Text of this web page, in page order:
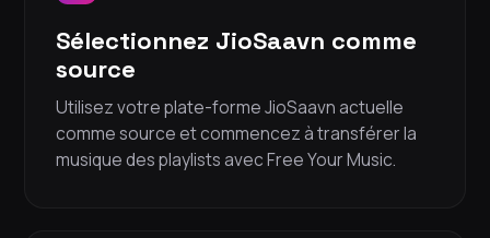
Sélectionnez JioSaavn comme
source
Utilisez votre plate-forme JioSaavn actuelle
comme source et commencez à transférer la
musique des playlists avec Free Your Music.